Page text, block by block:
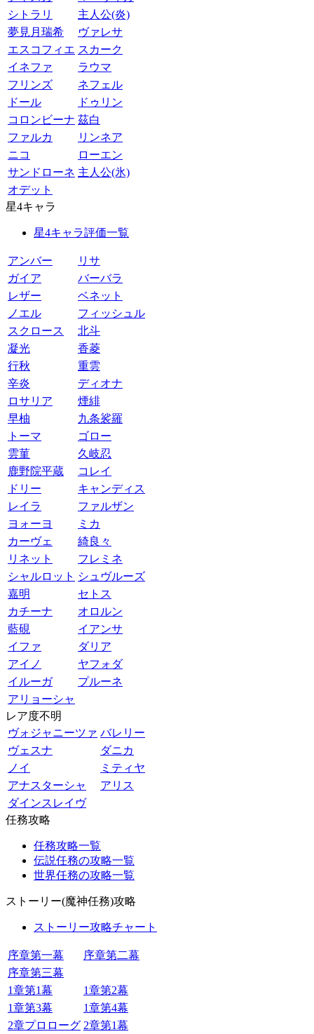
シトラリ
主人公(炎)
夢見月瑞希
ヴァレサ
エスコフィエ スカーク
イネファ
ラウマ
フリンズ
ネフェル
ドール
ドゥリン
コロンビーナ 茲白
ファルカ
リンネア
ニコ
ローエン
サンドローネ 主人公(氷)
オデット
星4キャラ
星4キャラ評価一覧
アンバー
リサ
ガイア
バーバラ
レザー
ベネット
ノエル
フィッシュル
スクロース
北斗
凝光
香菱
行秋
重雲
辛炎
ディオナ
ロサリア
煙緋
早柚
九条裟羅
トーマ
ゴロー
雲菫
久岐忍
鹿野院平蔵
コレイ
ドリー
キャンディス
レイラ
ファルザン
ヨォーヨ
ミカ
カーヴェ
綺良々
リネット
フレミネ
シャルロット シュヴルーズ
嘉明
セトス
カチーナ
オロルン
藍硯
イアンサ
イファ
ダリア
アイノ
ヤフォダ
イルーガ
プルーネ
アリョーシャ
レア度不明
ヴォジャニーツァ バレリー
ヴェスナ
ダニカ
ノイ
ミティヤ
アナスターシャ
アリス
ダインスレイヴ
任務攻略
任務攻略一覧
伝説任務の攻略一覧
世界任務の攻略一覧
ストーリー(魔神任務)攻略
ストーリー攻略チャート
序章第一幕
序章第二幕
序章第三幕
1章第1幕
1章第2幕
1章第3幕
1章第4幕
2章プロローグ 2章第1幕